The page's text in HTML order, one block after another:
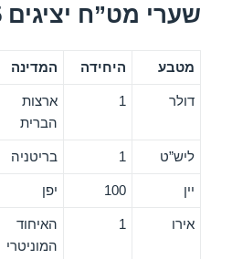
שערי מט”ח יציגים 14/08/2015
מטבע היחידה המדינה
דולר 1
ארצות
הברית
ליש”ט 1 בריטניה
יין 100 יפן
אירו 1
האיחוד
המוניטרי